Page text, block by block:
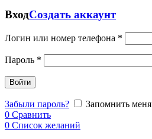
ВходСоздать аккаунт
Логин или номер телефона *
Пароль *
Войти
Забыли пароль?
Запомнить меня
0 Сравнить
0 Список желаний